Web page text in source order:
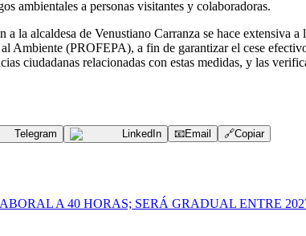
ambientales a personas visitantes y colaboradoras.
la alcaldesa de Venustiano Carranza se hace extensiva
(PROFEPA), a fin de garantizar el cese
ciudadanas relacionadas con estas medidas, y las
Telegram LinkedIn 📧Email 🔗Copiar